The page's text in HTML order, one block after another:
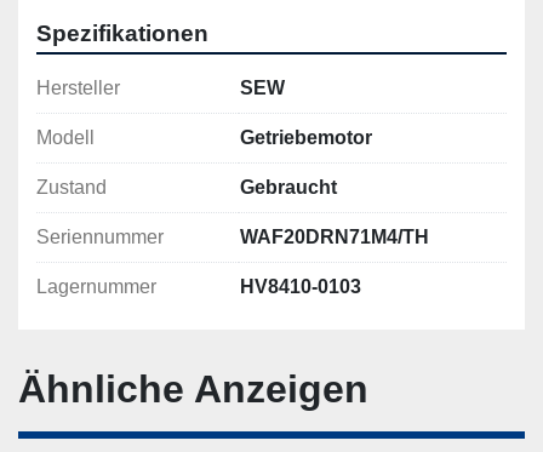
Spezifikationen
Hersteller SEW
Modell Getriebemotor
Zustand Gebraucht
Seriennummer WAF20DRN71M4/TH
Lagernummer HV8410-0103
Ähnliche Anzeigen